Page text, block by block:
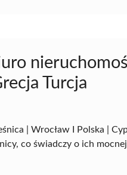
Turcja
| Wrocław I Polska |
co świadczy o ich